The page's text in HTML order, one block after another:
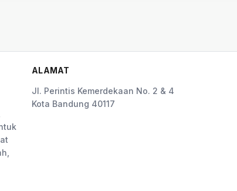
ALAMAT
Jl. Perintis Kemerdekaan No. 2 & 4
Kota Bandung 40117